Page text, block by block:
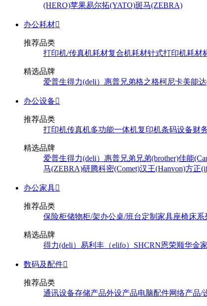
(HERO)苹果易尔拓(YATO)斑马(ZEBRA)
办公耗材
推荐品类
打印机/传真机耗材复合机耗材针式打印机耗材
精选品牌
爱普生得力(deli） 惠普兄弟格之格柯尼卡美能
办公设备
推荐品类
打印机传真机多功能一体机复印机条码设备财
精选品牌
爱普生得力(deli） 惠普兄弟 兄弟(brother)佳能
马(ZEBRA)研腾科密(Comet)汉王(Hanvon)方正
办公家具
推荐品类
保险柜储物柜/架办公桌/班台定制家具座椅床系
精选品牌
得力(deli） 易利丰（elifo） SHCRN恩荣顺华金
数码及配件
推荐品类
通讯设备存储产品外设产品电脑配件网络产品/